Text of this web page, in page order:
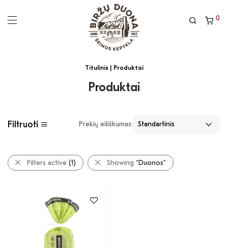
0
Titulinis | Produktai
Produktai
Filtruoti Prekių eiliškumas:
Filters active (1) Showing “Duonos”